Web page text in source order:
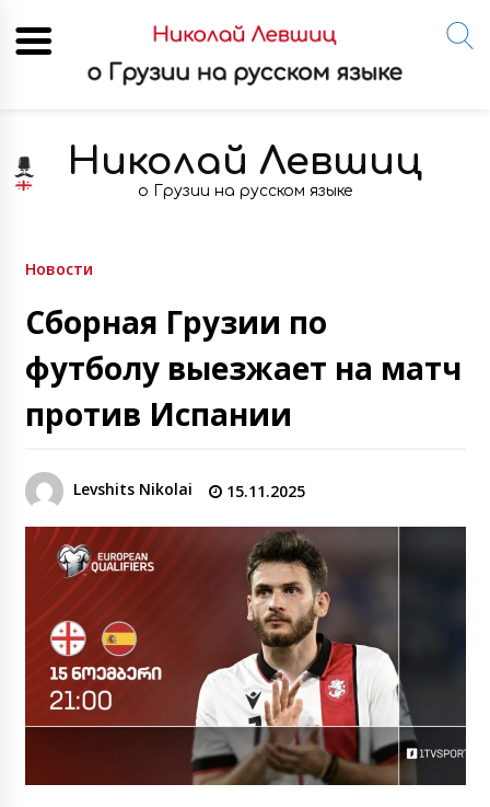
content
Николай Левшиц
о Грузии на русском языке
Новости
Сборная Грузии по
футболу выезжает на матч
против Испании
Levshits Nikolai 15.11.2025